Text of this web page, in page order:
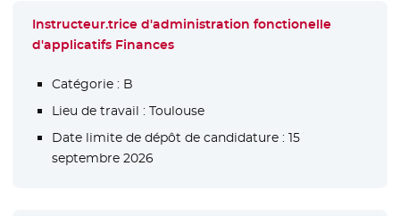
Instructeur.trice d'administration fonctionelle
d'applicatifs Finances
Catégorie : B
Lieu de travail : Toulouse
Date limite de dépôt de candidature : 15
septembre 2026